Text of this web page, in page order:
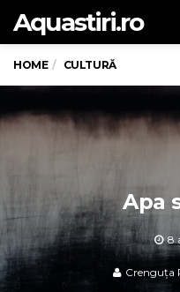
Aquastiri.ro
HOME CULTURĂ
Apa
8
Crenguța